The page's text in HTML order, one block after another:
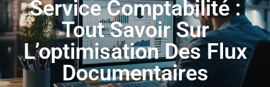
Service Comptabilité :
Tout Savoir Sur
L’optimisation Des Flux
Documentaires